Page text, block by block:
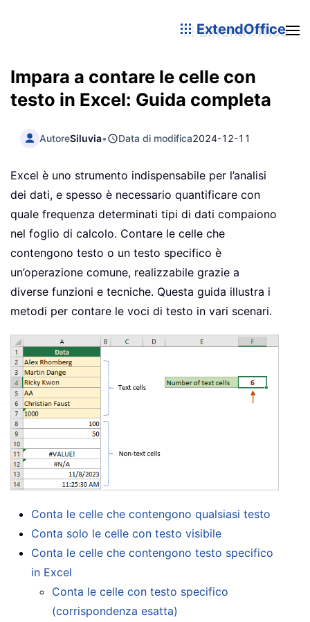
ExtendOffice
Impara a contare le celle con
testo in Excel: Guida completa
AutoreSiluvia• Data di modifica2024-12-11
Excel è uno strumento indispensabile per l’analisi
dei dati, e spesso è necessario quantificare con
quale frequenza determinati tipi di dati compaiono
nel foglio di calcolo. Contare le celle che
contengono testo o un testo specifico è
un’operazione comune, realizzabile grazie a
diverse funzioni e tecniche. Questa guida illustra i
metodi per contare le voci di testo in vari scenari.
Conta le celle che contengono qualsiasi testo
Conta solo le celle con testo visibile
Conta le celle che contengono testo specifico
in Excel
Conta le celle con testo specifico
(corrispondenza esatta)